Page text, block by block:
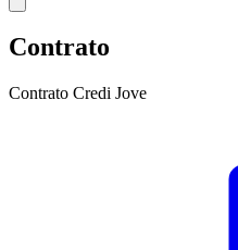
Contrato
Contrato Credi Jove